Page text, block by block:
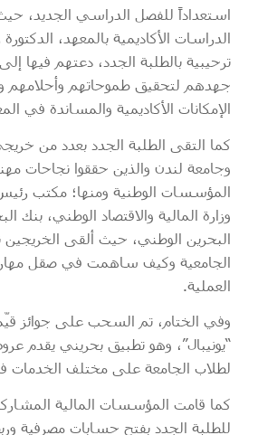
استعداداً للفصل الدراسي الجديد،
الدراسات الأكاديمية بالمعهد،
ترحيبية بالطلبة الجدد، دعتهم فيها
جهدهم لتحقيق طموحاتهم وأحلامهم
الإمكانات الأكاديمية والمساندة في
كما التقى الطلبة الجدد بعدد من
وجامعة لندن والذين حققوا نجاحات
المؤسسات الوطنية ومنها؛ مكتب
وزارة المالية والاقتصاد الوطني، بنك
البحرين الوطني، حيث ألقى الخريجين
الجامعية وكيف ساهمت في صقل
العملية.
وفي الختام، تم السحب على جوائز
“يونيبال”، وهو تطبيق بحريني يقدم
لطلاب الجامعة على مختلف الخدمات
كما قامت المؤسسات المالية
للطلبة الجدد بفتح حسابات مصرفية